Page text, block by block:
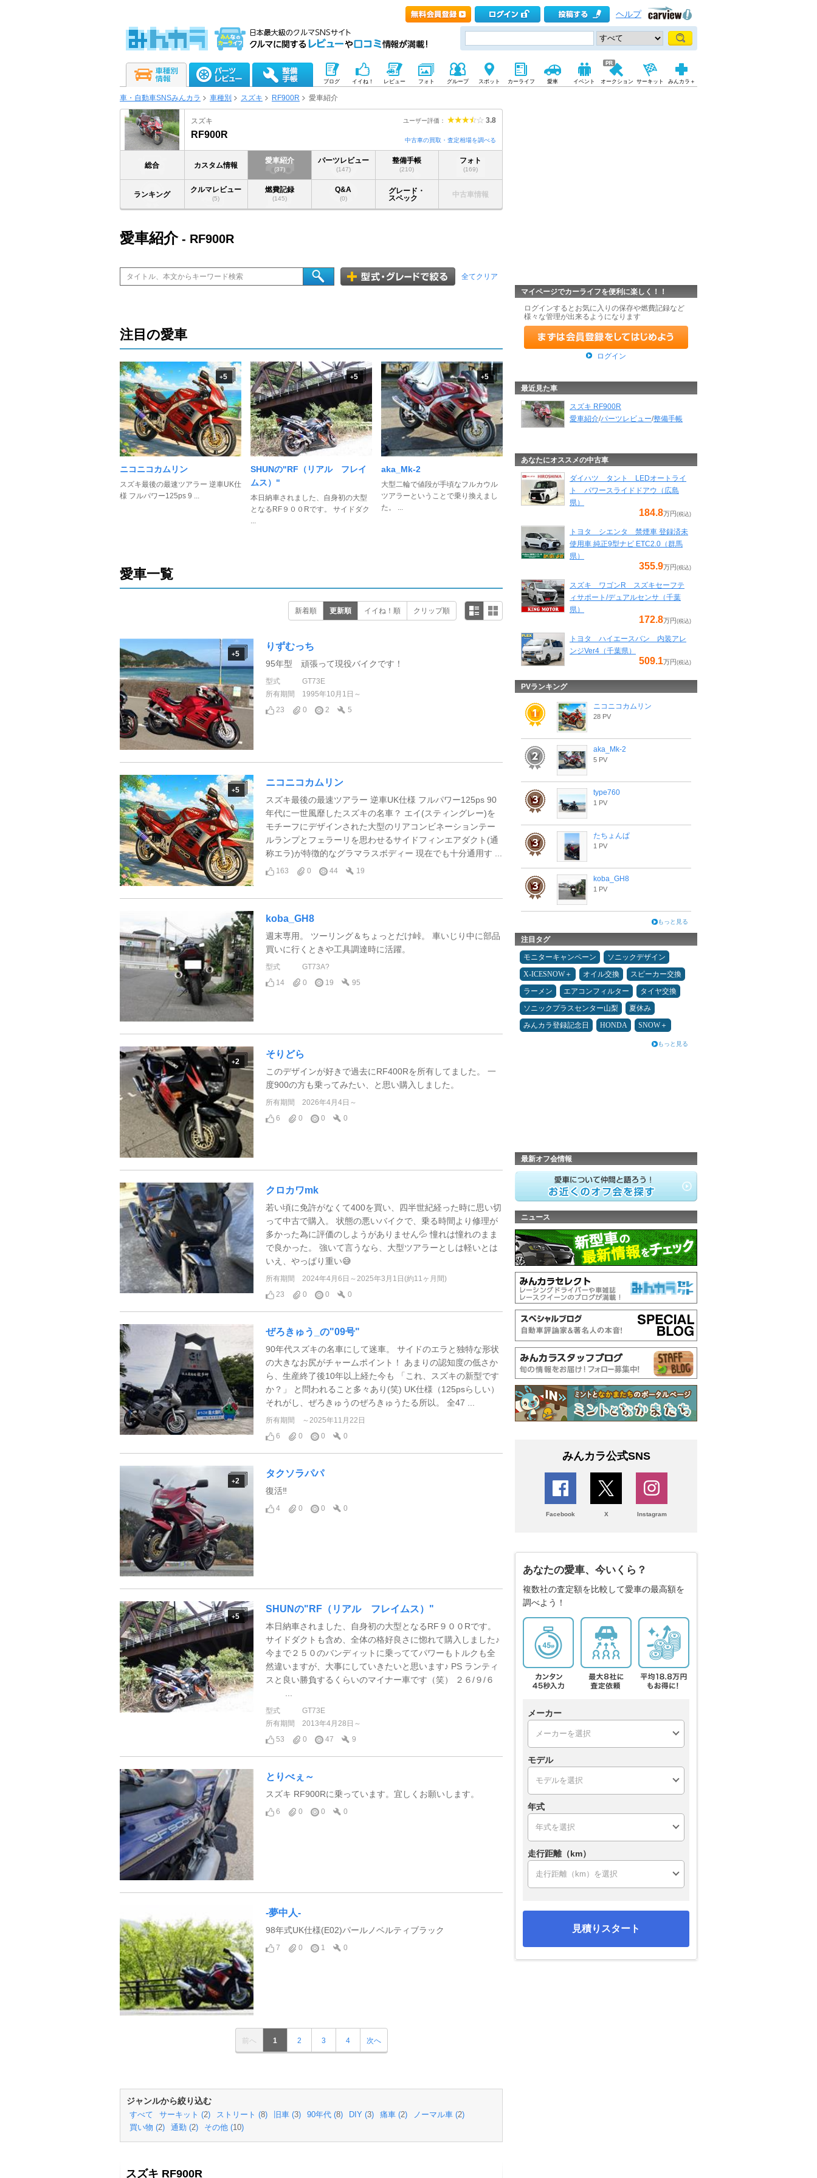
ヘルプ
ブログ イイね！ レビュー フォト グループ スポット カーライフ 愛車 イベント オークション サーキット みんカラ＋
車・自動車SNSみんカラ 車種別 スズキ RF900R 愛車紹介
ユーザー評価： 3.8
スズキ
RF900R
中古車の買取・査定相場を調べる
総合 カスタム情報
愛車紹介
(37)
パーツレビュー
(147)
整備手帳
(210)
フォト
(169)
ランキング
クルマレビュー
(5)
燃費記録
(145)
Q&A
(0)
グレード・
スペック
中古車情報
愛車紹介- RF900R
全てクリア
注目の愛車
+5
ニコニコカムリン
スズキ最後の最速ツアラー 逆車UK仕
様 フルパワー125ps 9 ...
+5
SHUNの"RF（リアル フレイ
ムス）"
本日納車されました、自身初の大型
となるRF９００Rです。 サイドダク
...
+5
aka_Mk-2
大型二輪で値段が手頃なフルカウル
ツアラーということで乗り換えまし
た。 ...
愛車一覧
新着順 更新順 イイね！順 クリップ順
+5
りずむっち
95年型 頑張って現役バイクです！
型式
GT73E
所有期間
1995年10月1日～
23
0 2 5
+5
ニコニコカムリン
スズキ最後の最速ツアラー 逆車UK仕様 フルパワー125ps 90
年代に一世風靡したスズキの名車？ エイ(スティングレー)を
モチーフにデザインされた大型のリアコンビネーションテー
ルランプとフェラーリを思わせるサイドフィンエアダクト(通
称エラ)が特徴的なグラマラスボディー 現在でも十分通用す ...
163 0 44 19
koba_GH8
週末専用。 ツーリング＆ちょっとだけ峠。 車いじり中に部品
買いに行くときや工具調達時に活躍。
型式
GT73A?
14
0 19 95
+2
そりどら
このデザインが好きで過去にRF400Rを所有してました。 一
度900の方も乗ってみたい、と思い購入しました。
所有期間
2026年4月4日～
6
0 0 0
クロカワmk
若い頃に免許がなくて400を買い、四半世紀経った時に思い切
って中古で購入。 状態の悪いバイクで、乗る時間より修理が
多かった為に評価のしようがありません💦 憧れは憧れのまま
で良かった。 強いて言うなら、大型ツアラーとしは軽いとは
いえ、やっぱり重い😅
所有期間
2024年4月6日～2025年3月1日(約11ヶ月間)
23
0 0 0
ぜろきゅう_の"09号"
90年代スズキの名車にして迷車。 サイドのエラと独特な形状
の大きなお尻がチャームポイント！ あまりの認知度の低さか
ら、生産終了後10年以上経た今も 「これ、スズキの新型です
か？」 と問われること多々あり(笑) UK仕様（125psらしい）
それがし、ぜろきゅうのぜろきゅうたる所以。 全47 ...
所有期間
～2025年11月22日
6
0 0 0
+2
タクソラパパ
復活‼️
4 0 0 0
+5
SHUNの"RF（リアル フレイムス）"
本日納車されました、自身初の大型となるRF９００Rです。
サイドダクトも含め、全体の格好良さに惚れて購入しました♪
今まで２５０のバンディットに乗っててパワーもトルクも全
然違いますが、大事にしていきたいと思います♪ PS ランティ
スと良い勝負するくらいのマイナー車です（笑） ２６/９/６
...
型式
GT73E
所有期間
2013年4月28日～
53
0 47 9
とりべぇ～
スズキ RF900Rに乗っています。宜しくお願いします。
6 0 0 0
-夢中人-
98年式UK仕様(E02)パールノベルティブラック
7 0 1 0
前へ 1 2 3 4 次へ
ジャンルから絞り込む
すべて サーキット (2) ストリート (8) 旧車 (3) 90年代 (8) DIY (3) 痛車 (2) ノーマル車 (2)
買い物 (2) 通勤 (2) その他 (10)
スズキ RF900R
マイページでカーライフを便利に楽しく！！
ログインするとお気に入りの保存や燃費記録など
様々な管理が出来るようになります
ログイン
最近見た車
スズキ RF900R
愛車紹介/パーツレビュー/整備手帳
あなたにオススメの中古車
ダイハツ タント LEDオートライ
ト パワースライドドアウ（広島
県）
184.8万円 (税込)
トヨタ シエンタ 禁煙車 登録済未
使用車 純正9型ナビ ETC2.0（群馬
県）
355.9万円 (税込)
スズキ ワゴンR スズキセーフテ
ィサポート/デュアルセンサ（千葉
県）
172.8万円 (税込)
トヨタ ハイエースバン 内装アレ
ンジVer4（千葉県）
509.1万円 (税込)
PVランキング
ニコニコカムリン
28 PV
aka_Mk-2
5 PV
type760
1 PV
たちょんぱ
1 PV
koba_GH8
1 PV
もっと見る
注目タグ
モニターキャンペーン
ソニックデザイン
X-ICESNOW＋
オイル交換
スピーカー交換
ラーメン
エアコンフィルター
タイヤ交換
ソニックプラスセンター山梨
夏休み
みんカラ登録記念日
HONDA SNOW＋
もっと見る
最新オフ会情報
ニュース
みんカラ公式SNS
Facebook X Instagram
あなたの愛車、今いくら？
複数社の査定額を比較して愛車の最高額を
調べよう！
メーカー
モデル
年式
走行距離（km）
見積りスタート